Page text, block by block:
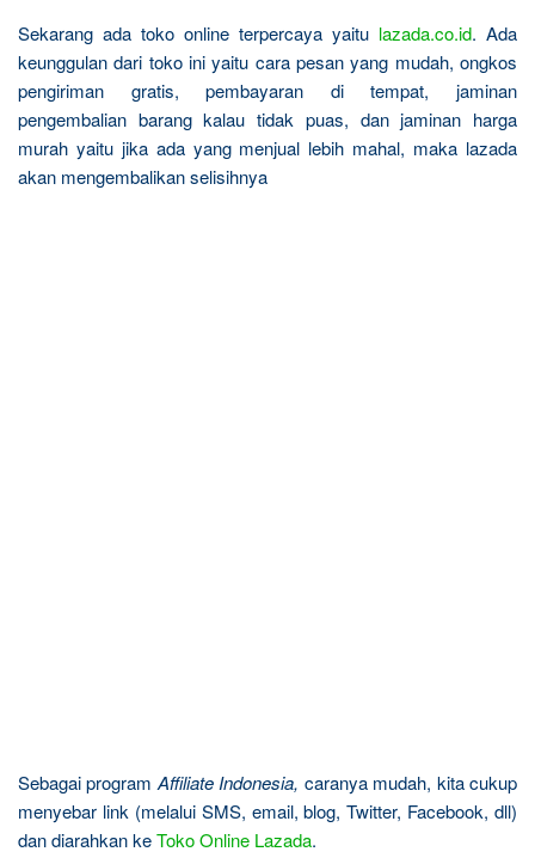
Sekarang ada toko online terpercaya yaitu lazada.co.id. Ada
keunggulan dari toko ini yaitu cara pesan yang mudah, ongkos
pengiriman gratis, pembayaran di tempat, jaminan
pengembalian barang kalau tidak puas, dan jaminan harga
murah yaitu jika ada yang menjual lebih mahal, maka lazada
akan mengembalikan selisihnya
Sebagai program Affiliate Indonesia, caranya mudah, kita cukup
menyebar link (melalui SMS, email, blog, Twitter, Facebook, dll)
dan diarahkan keToko Online Lazada.